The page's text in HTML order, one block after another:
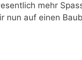
mehr
nun auf einen